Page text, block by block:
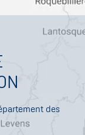
des